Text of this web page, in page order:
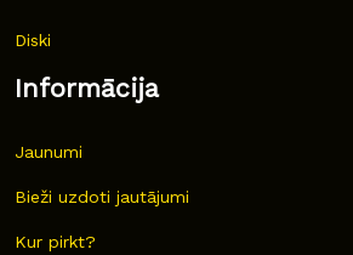
Diski
Informācija
Jaunumi
Bieži uzdoti jautājumi
Kur pirkt?